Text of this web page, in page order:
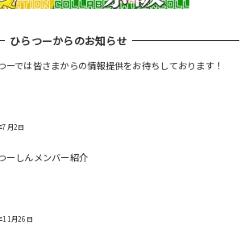
ひらつーからのお知らせ
ーでは皆さまからの情報提供をお待ちしております！
7月2日
ーしんメンバー紹介
11月26日